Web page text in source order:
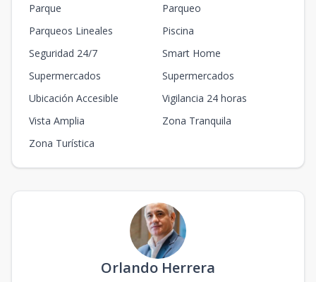
Parque
Parqueo
Parqueos Lineales
Piscina
Seguridad 24/7
Smart Home
Supermercados
Supermercados
Ubicación Accesible
Vigilancia 24 horas
Vista Amplia
Zona Tranquila
Zona Turística
Orlando Herrera